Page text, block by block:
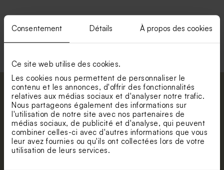
Consentement Détails À propos des cookies
Ce site web utilise des cookies.
Les cookies nous permettent de personnaliser le
contenu et les annonces, d'offrir des fonctionnalités
relatives aux médias sociaux et d'analyser notre trafic.
Nous partageons également des informations sur
l'utilisation de notre site avec nos partenaires de
médias sociaux, de publicité et d'analyse, qui peuvent
combiner celles-ci avec d'autres informations que vous
leur avez fournies ou qu'ils ont collectées lors de votre
utilisation de leurs services.
Voir toute la collection Enveloppe
Abonnez-vous à la newsletter et restez
informé. Petite surprise : bénéficiez de 5%
de réduction.
Prénom